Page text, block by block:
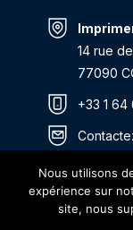
14 rue
77090
+33 1 64
Itinéraire
Nous utilisons
expérience sur
site, nous